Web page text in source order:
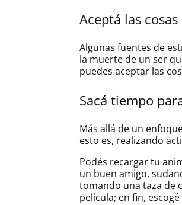
Aceptá las
Algunas fuentes de
la muerte de un ser
puedes aceptar las
Sacá tiempo
Más allá de un
esto es, realizando
Podés recargar tu
un buen amigo,
tomando una taza de
película; en fin,